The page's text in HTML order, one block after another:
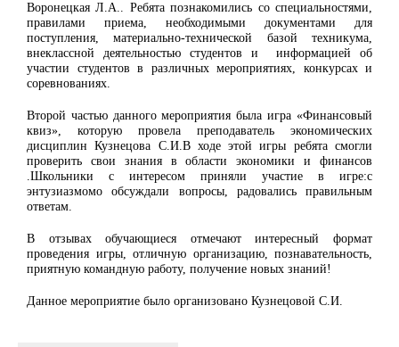
Воронецкая Л.А.. Ребята познакомились со специальностями,
правилами приема, необходимыми документами для
поступления, материально-технической базой техникума,
внеклассной деятельностью студентов и информацией об
участии студентов в различных мероприятиях, конкурсах и
соревнованиях.
Второй частью данного мероприятия была игра «Финансовый
квиз», которую провела преподаватель экономических
дисциплин Кузнецова С.И.В ходе этой игры ребята смогли
проверить свои знания в области экономики и финансов
.Школьники с интересом приняли участие в игре:с
энтузиазмомо обсуждали вопросы, радовались правильным
ответам.
В отзывах обучающиеся отмечают интересный формат
проведения игры, отличную организацию, познавательность,
приятную командную работу, получение новых знаний!
Данное мероприятие было организовано Кузнецовой С.И.